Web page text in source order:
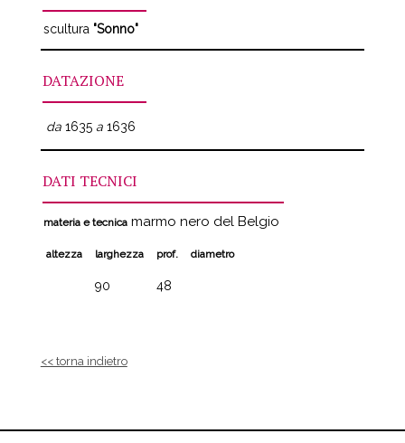
scultura "Sonno"
DATAZIONE
da1635 a1636
DATI TECNICI
materia e tecnicamarmo nero del Belgio
altezza larghezza prof. diametro
90 48
<< torna indietro